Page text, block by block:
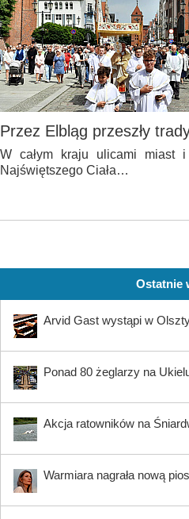
Przez Elbląg przeszły
W całym kraju ulicami miast
Najświętszego Ciała…
Ostatnie
Arvid Gast wystąpi w
Ponad 80 żeglarzy na
Akcja ratowników na
Warmiara nagrała nową